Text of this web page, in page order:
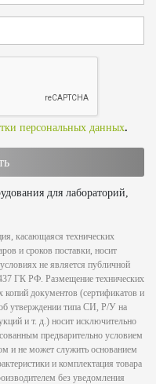
персональных данных.
для лабораторий,
касающаяся технических
и сроков поставки, носит
не является публичной
ГК РФ. Размещение технических
копий документов (сертификатов и
об утверждении типа СИ, Р/У на
и т. д.) носит исключительно
предварительно условием
и не может служить основанием
и комплектация товара
без уведомления